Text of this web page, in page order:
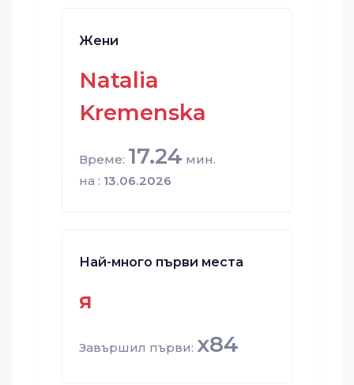
Жени
Natalia
Kremenska
Време: 17.24 мин.
на : 13.06.2026
Най-много първи места
я
Завършил първи: x84